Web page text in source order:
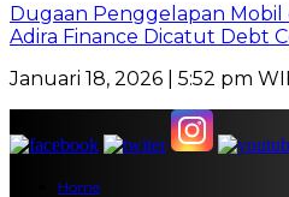
Dugaan Penggelapan Mobil
Adira Finance Dicatut Debt
Januari 18, 2026 | 5:52 pm
Home